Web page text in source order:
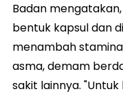
Badan
bentuk kapsul dan
menambah
asma, demam
sakit lainnya.